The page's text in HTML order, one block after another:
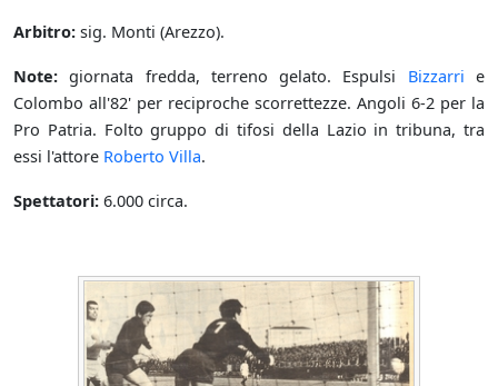
Arbitro: sig. Monti (Arezzo).
Note: giornata fredda, terreno gelato. Espulsi Bizzarri e
Colombo all'82' per reciproche scorrettezze. Angoli 6-2 per la
Pro Patria. Folto gruppo di tifosi della Lazio in tribuna, tra
essi l'attore Roberto Villa.
Spettatori: 6.000 circa.